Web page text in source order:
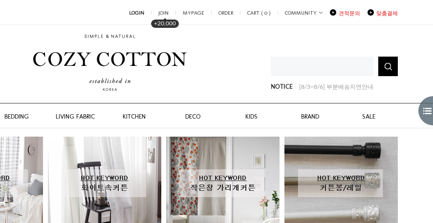
LOGIN JOIN
+20,000
MYPAGE ORDER CART ( 0 ) COMMUNITY 견적문의 맞춤결제
NOTICE
[8/3~8/6] 부분배송지연안내
BEDDING LIVING FABRIC KITCHEN DECO KIDS BRAND SALE